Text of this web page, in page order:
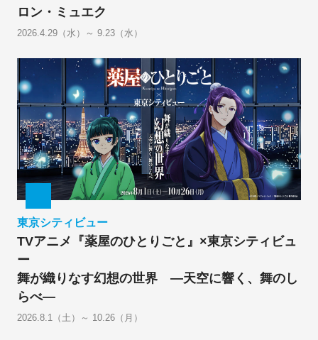
ロン・ミュエク
2026.4.29（水）～ 9.23（水）
東京シティビュー
TVアニメ『薬屋のひとりごと』×東京シティビュ
ー
舞が織りなす幻想の世界 ―天空に響く、舞のし
らべ―
2026.8.1（土）～ 10.26（月）